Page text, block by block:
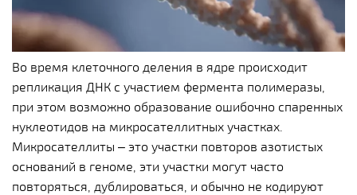
Во время клеточного деления в ядре происходит
репликация ДНК с участием фермента полимеразы,
при этом возможно образование ошибочно спаренных
нуклеотидов на микросателлитных участках.
Микросателлиты – это участки повторов азотистых
оснований в геноме, эти участки могут часто
повторяться, дублироваться, и обычно не кодируют